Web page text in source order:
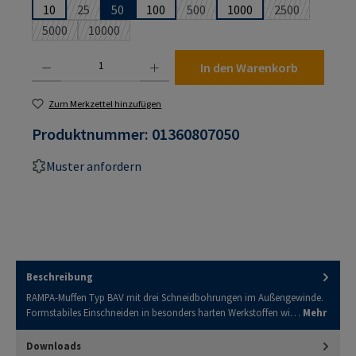
10 25(Diese Option ist zurzeit nicht verfügbar.)
50 100 500(Diese Option ist zurzeit nicht
1000 2500(Diese Option
5000(Diese Option ist zurzeit nicht verfügbar.)
10000(Diese Option ist zurzeit nicht verfügbar.)
In den Warenkorb
Zum Merkzettel hinzufügen
Produktnummer: 01360807050
Muster anfordern
Beschreibung
RAMPA-Muffen Typ BAV mit drei Schneidbohrungen im Außengewinde.
Formstabiles Einschneiden in besonders harten Werkstoffen wi… Mehr
Downloads